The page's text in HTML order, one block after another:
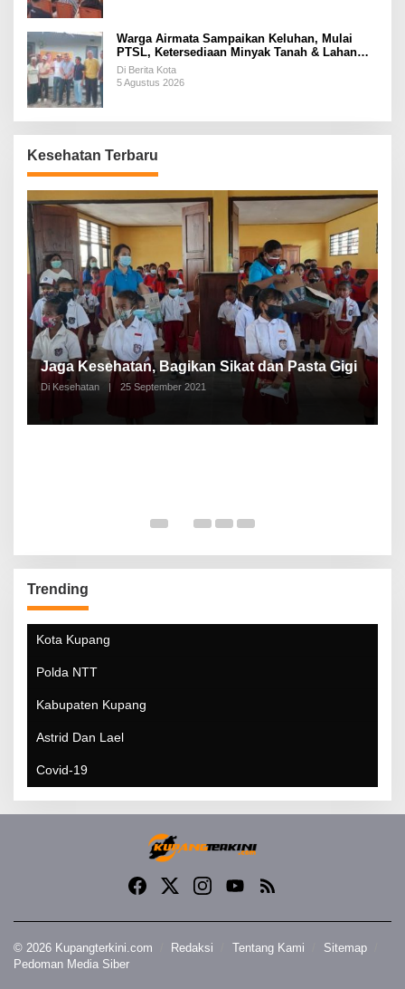
Warga Airmata Sampaikan Keluhan, Mulai
PTSL, Ketersediaan Minyak Tanah & Lahan
Pemakaman
Di Berita Kota
5 Agustus 2026
Kesehatan Terbaru
Jaga Kesehatan, Bagikan Sikat dan Pasta Gigi
Di Kesehatan | 25 September 2021
Trending
Kota Kupang
Polda NTT
Kabupaten Kupang
Astrid Dan Lael
Covid-19
© 2026 Kupangterkini.com Redaksi Tentang Kami
Sitemap
Pedoman Media Siber